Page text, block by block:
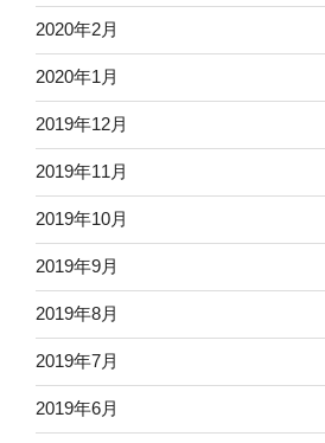
2020年2月
2020年1月
2019年12月
2019年11月
2019年10月
2019年9月
2019年8月
2019年7月
2019年6月